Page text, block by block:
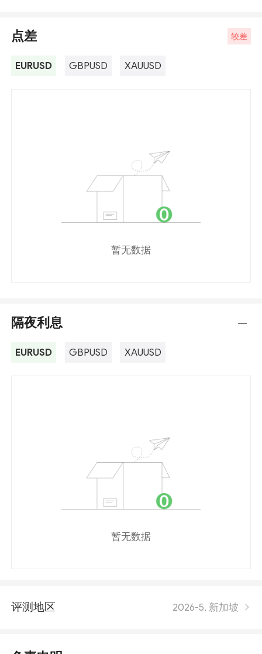
点差 较差
EURUSD GBPUSD XAUUSD
暂无数据
隔夜利息 ---
EURUSD GBPUSD XAUUSD
暂无数据
评测地区 2026-5, 新加坡